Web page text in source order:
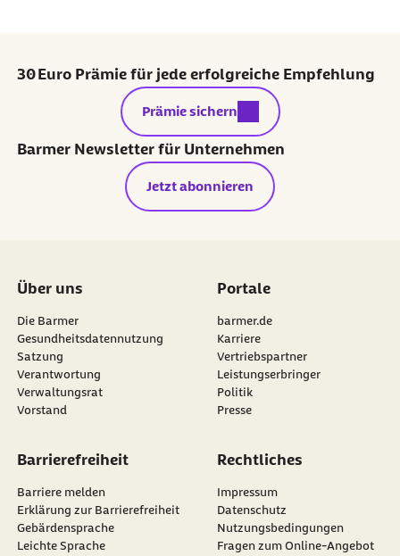
30 Euro Prämie für jede erfolgreiche Empfehlung
externer Link:
Prämie sichern
Barmer Newsletter für Unternehmen
Jetzt abonnieren
Über uns
Die Barmer
Gesundheitsdatennutzung
Satzung
Verantwortung
Verwaltungsrat
Vorstand
Portale
barmer.de
Karriere
Vertriebspartner
Leistungserbringer
Politik
Presse
Barrierefreiheit
Barriere melden
Erklärung zur Barrierefreiheit
Gebärdensprache
Leichte Sprache
Rechtliches
Impressum
Datenschutz
Nutzungsbedingungen
Fragen zum Online-Angebot